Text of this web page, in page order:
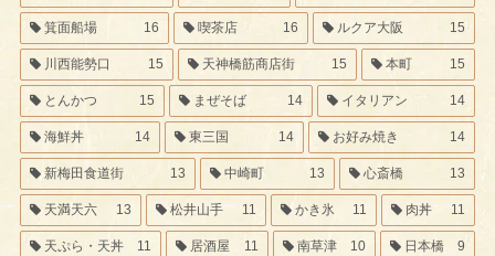
箕面船場 16 喫茶店 16 ルクア大阪 15
川西能勢口 15 天神橋筋商店街 15 本町 15
とんかつ 15 まぜそば 14 イタリアン 14
海鮮丼 14 東三国 14 お好み焼き 14
新梅田食道街 13 中崎町 13 心斎橋 13
天満天六 13 松井山手 11 かき氷 11 肉丼 11
天ぷら・天丼 11 居酒屋 11 南草津 10 日本橋 9